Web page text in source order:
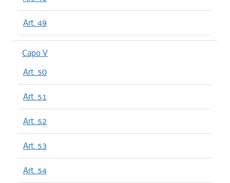
Art. 49
Capo V
Art. 50
Art. 51
Art. 52
Art. 53
Art. 54